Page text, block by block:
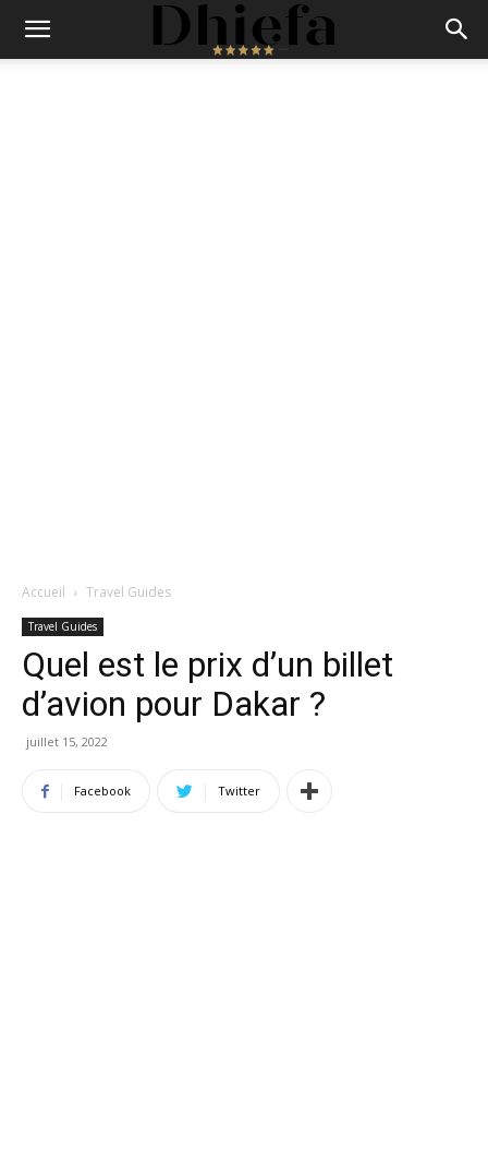
Accueil Travel Guides
Travel Guides
Quel est le prix d’un billet
d’avion pour Dakar ?
juillet 15, 2022
Facebook Twitter